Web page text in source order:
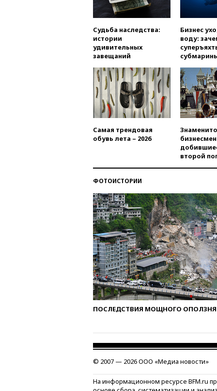
Судьба наследства:
истории
удивительных
завещаний
Бизнес
воду:
Самая трендовая
обувь лета – 2026
второй
ФОТОИСТОРИИ
ПОСЛЕДСТВИЯ МОЩНОГО ОПОЛЗНЯ
© 2007 — 2026 ООО «Медиа новости»
На информационном ресурсе BFM.ru